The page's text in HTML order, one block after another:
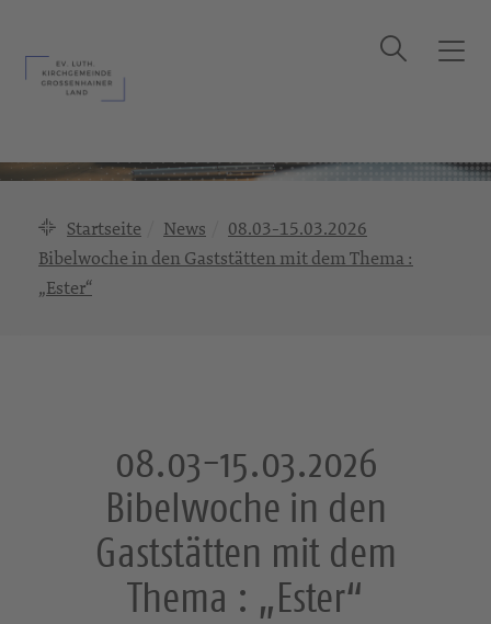
T
l
Suche
Startseite News
08.03-15.03.2026
Bibelwoche in den Gaststätten mit dem Thema :
„Ester“
08.03-15.03.2026
Bibelwoche in den
Gaststätten mit dem
Thema : „Ester“